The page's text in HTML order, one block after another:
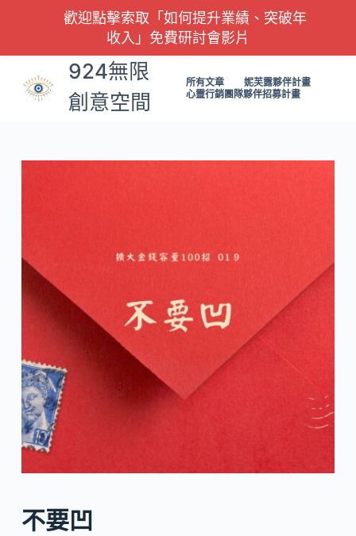
主
要
924無限
創意空間
所有文章
妮芙露夥伴計畫
心靈行銷團隊夥伴招募計畫
不要凹
歡迎點擊索取「如何提升業績、突破年
收入」免費研討會影片